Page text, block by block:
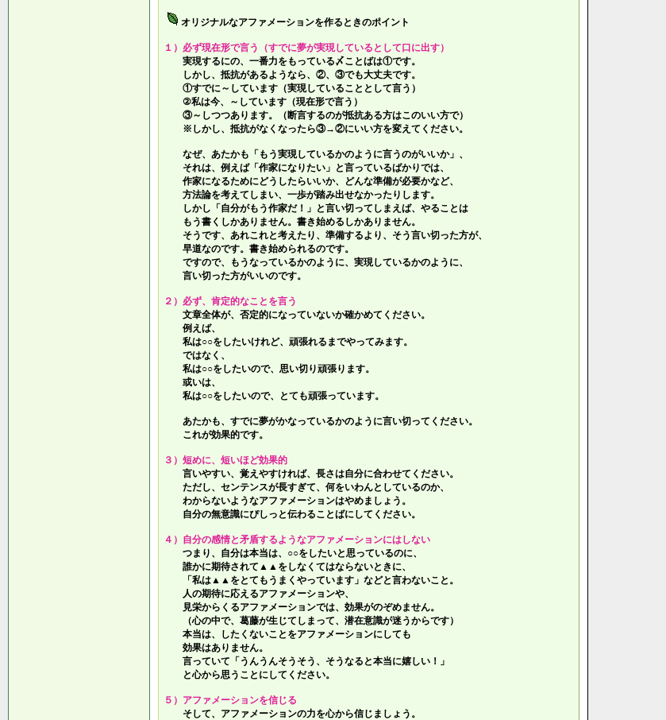
オリジナルなアファメーションを作るときのポイント
１）必ず現在形で言う（すでに夢が実現しているとして口に出す）
実現するにの、一番力をもっている〆ことばは①です。
しかし、抵抗があるようなら、②、③でも大丈夫です。
①すでに～しています（実現していることとして言う）
②私は今、～しています（現在形で言う）
③～しつつあります。（断言するのが抵抗ある方はこのいい方で）
※しかし、抵抗がなくなったら③→②にいい方を変えてください。
なぜ、あたかも「もう実現しているかのように言うのがいいか」、
それは、例えば「作家になりたい」と言っているばかりでは、
作家になるためにどうしたらいいか、どんな準備が必要かなど、
方法論を考えてしまい、一歩が踏み出せなかったりします。
しかし「自分がもう作家だ！」と言い切ってしまえば、やることは
もう書くしかありません。書き始めるしかありません。
そうです、あれこれと考えたり、準備するより、そう言い切った方が、
早道なのです。書き始められるのです。
ですので、もうなっているかのように、実現しているかのように、
言い切った方がいいのです。
２）必ず、肯定的なことを言う
文章全体が、否定的になっていないか確かめてください。
例えば、
私は○○をしたいけれど、頑張れるまでやってみます。
ではなく、
私は○○をしたいので、思い切り頑張ります。
或いは、
私は○○をしたいので、とても頑張っています。
あたかも、すでに夢がかなっているかのように言い切ってください。
これが効果的です。
３）短めに、短いほど効果的
言いやすい、覚えやすければ、長さは自分に合わせてください。
ただし、センテンスが長すぎて、何をいわんとしているのか、
わからないようなアファメーションはやめましょう。
自分の無意識にぴしっと伝わることばにしてください。
４）自分の感情と矛盾するようなアファメーションにはしない
つまり、自分は本当は、○○をしたいと思っているのに、
誰かに期待されて▲▲をしなくてはならないときに、
「私は▲▲をとてもうまくやっています」などと言わないこと。
人の期待に応えるアファメーションや、
見栄からくるアファメーションでは、効果がのぞめません。
（心の中で、葛藤が生じてしまって、潜在意識が迷うからです）
本当は、したくないことをアファメーションにしても
効果はありません。
言っていて 「うんうんそうそう、そうなると本当に嬉しい！」
と心から思うことにしてください。
５）アファメーションを信じる
そして、アファメーションの力を心から信じましょう。